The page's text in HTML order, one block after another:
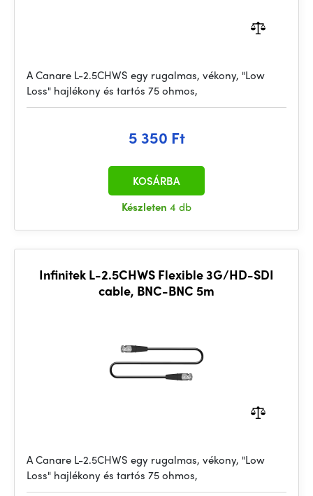
A Canare L-2.5CHWS egy rugalmas, vékony, "Low
Loss" hajlékony és tartós 75 ohmos,
5 350 Ft
Készleten 4 db
KOSÁRBA
Infinitek L-2.5CHWS Flexible 3G/HD-SDI
cable, BNC-BNC 5m
A Canare L-2.5CHWS egy rugalmas, vékony, "Low
Loss" hajlékony és tartós 75 ohmos,